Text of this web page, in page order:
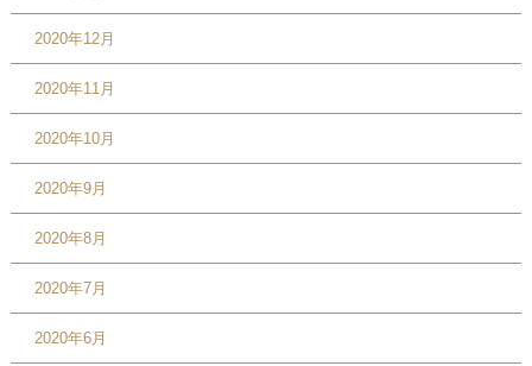
2020年12月
2020年11月
2020年10月
2020年9月
2020年8月
2020年7月
2020年6月